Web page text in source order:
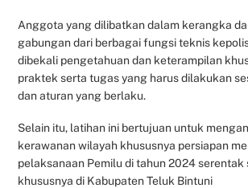
Anggota yang dilibatkan dalam kerangka
gabungan dari berbagai fungsi teknis
dibekali pengetahuan dan keterampilan
praktek serta tugas yang harus dilakukan
dan aturan yang berlaku.
Selain itu, latihan ini bertujuan untuk
kerawanan wilayah khususnya persiapan
pelaksanaan Pemilu di tahun 2024 serentak
khususnya di Kabupaten Teluk Bintuni